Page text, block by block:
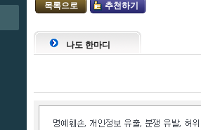
목록으로 추천하기
나도 한마디